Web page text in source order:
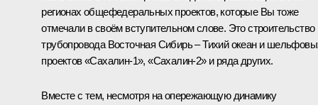
регионах общефедеральных проектов, которые Вы тоже
отмечали в своём вступительном слове. Это строительство
трубопровода Восточная Сибирь – Тихий океан и
проектов «Сахалин-1», «Сахалин-2» и ряда других.
Вместе с тем, несмотря на опережающую динамику